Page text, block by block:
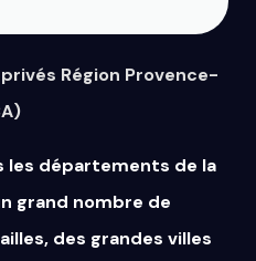
Région Provence-
les départements de la
grand nombre de
des grandes villes